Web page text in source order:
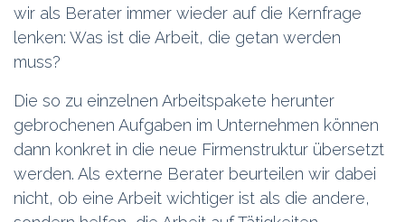
wir als Berater immer wieder auf die Kernfrage
lenken: Was ist die Arbeit, die getan werden
muss?
Die so zu einzelnen Arbeitspakete herunter
gebrochenen Aufgaben im Unternehmen können
dann konkret in die neue Firmenstruktur übersetzt
werden. Als externe Berater beurteilen wir dabei
nicht, ob eine Arbeit wichtiger ist als die andere,